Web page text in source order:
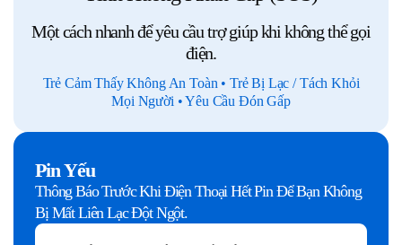
Một cách nhanh để yêu cầu trợ giúp khi không thể gọi
điện.
Trẻ Cảm Thấy Không An Toàn • Trẻ Bị Lạc / Tách Khỏi
Mọi Người • Yêu Cầu Đón Gấp
Pin Yếu
Thông Báo Trước Khi Điện Thoại Hết Pin Để Bạn Không
Bị Mất Liên Lạc Đột Ngột.